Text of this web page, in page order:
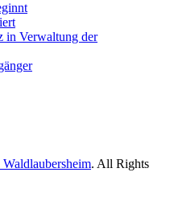
in Verwaltung der
. All Rights